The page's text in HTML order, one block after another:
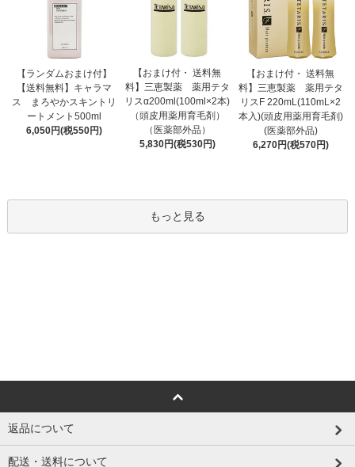
【ランダムおまけ付】
【送料無料】キャラマ
ス まろやかスキントリ
ートメント500ml
6,050円(税550円)
【おまけ付・ 送料無
料】三恵製薬 薬用テタ
リスα200ml(100ml×2本)
（頭皮用薬用育毛剤）
（医薬部外品）
5,830円(税530円)
【おまけ付・ 送料無
料】三恵製薬 薬用テタ
リスF 220mL(110mL×2
本入)(頭皮用薬用育毛剤)
(医薬部外品)
6,270円(税570円)
もっと見る
返品について
配送・送料について